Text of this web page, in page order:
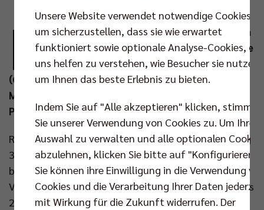
M
it dem Kroaten Roko Sikiric steht seit dem
Wochenende ein neuer Mann an der Spitze
des Europäischen Volleyball Verbandes
(CEV). Der Ex-Berliner und dreimalige Deutsche
Meister wurde mit klarer Mehrheit zum CEV
Präsidenten gewählt.
Roko Sikiric erhielt von der CEV Generalversammlung
36 von 53 möglichen Stimmen und bekleidet damit
bis 2028 das höchste Amt im europäischen
Volleyball. Mit der Wahl des Mannes, der von 2011 bis
2014 für das BR Volleys Team auflief, endet die
Unsere Website verwendet notwendige Cookies,
um sicherzustellen, dass sie wie erwartet
funktioniert sowie optionale Analyse-Cookies, die
uns helfen zu verstehen, wie Besucher sie nutzen,
um Ihnen das beste Erlebnis zu bieten.
Indem Sie auf "Alle akzeptieren" klicken, stimmen
Sie unserer Verwendung von Cookies zu. Um Ihre
Auswahl zu verwalten und alle optionalen Cookies
abzulehnen, klicken Sie bitte auf "Konfigurieren".
Sie können ihre Einwilligung in die Verwendung
Cookies und die Verarbeitung Ihrer Daten
mit Wirkung für die Zukunft widerrufen. Der